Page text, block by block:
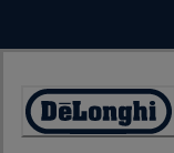
Accessibility